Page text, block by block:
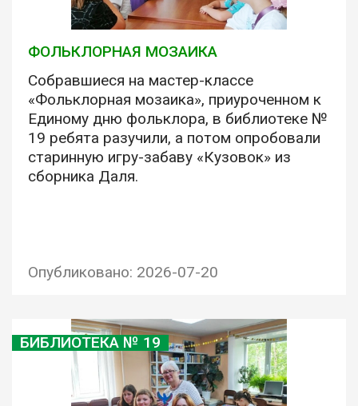
ФОЛЬКЛОРНАЯ МОЗАИКА
Собравшиеся на мастер-классе
«Фольклорная мозаика», приуроченном к
Единому дню фольклора, в библиотеке №
19 ребята разучили, а потом опробовали
старинную игру-забаву «Кузовок» из
сборника Даля.
Опубликовано: 2026-07-20
БИБЛИОТЕКА № 19